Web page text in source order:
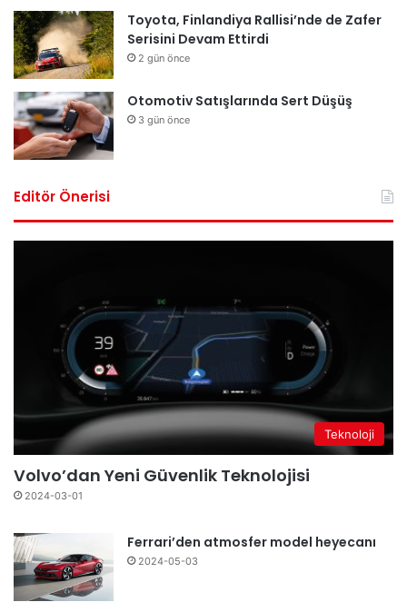
Toyota, Finlandiya Rallisi’nde de Zafer
Serisini Devam Ettirdi
2 gün önce
Otomotiv Satışlarında Sert Düşüş
3 gün önce
Editör Önerisi
Teknoloji
Volvo’dan Yeni Güvenlik Teknolojisi
2024-03-01
Ferrari’den atmosfer model heyecanı
2024-05-03